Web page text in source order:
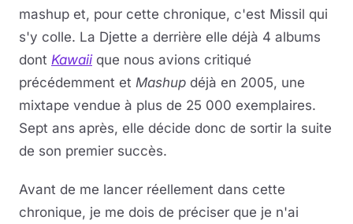
mashup et, pour cette chronique, c'est Missil qui
s'y colle. La Djette a derrière elle déjà 4 albums
dont Kawaiique nous avions critiqué
précédemment et Mashup déjà en 2005, une
mixtape vendue à plus de 25 000 exemplaires.
Sept ans après, elle décide donc de sortir la suite
de son premier succès.
Avant de me lancer réellement dans cette
chronique, je me dois de préciser que je n'ai